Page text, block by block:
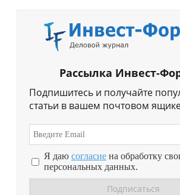
Рассылка Инвест-
Подпишитесь и получайте
статьи в вашем почтовом
Я даю согласие на обработку
персональных данных.